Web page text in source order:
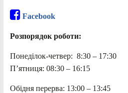
Facebook
Розпорядок роботи:
Понеділок-четвер: 8:30 – 17:30
П’ятниця: 08:30 – 16:15
Обідня перерва: 13:00 – 13:45